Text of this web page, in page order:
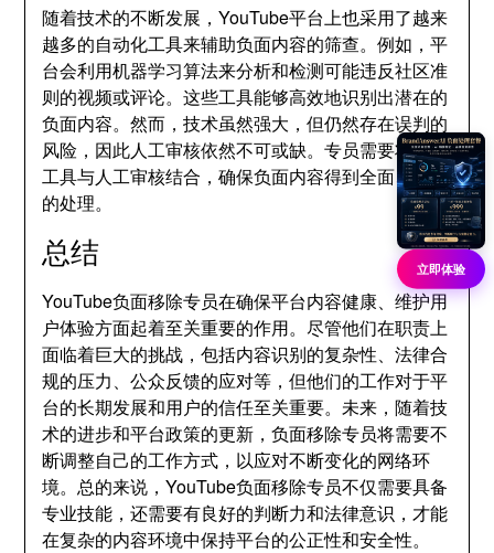
随着技术的不断发展，YouTube平台上也采用了越来
越多的自动化工具来辅助负面内容的筛查。例如，平
台会利用机器学习算法来分析和检测可能违反社区准
则的视频或评论。这些工具能够高效地识别出潜在的
负面内容。然而，技术虽然强大，但仍然存在误判的
风险，因此人工审核依然不可或缺。专员需要将技术
工具与人工审核结合，确保负面内容得到全面、准确
的处理。
总结
YouTube负面移除专员在确保平台内容健康、维护用
户体验方面起着至关重要的作用。尽管他们在职责上
面临着巨大的挑战，包括内容识别的复杂性、法律合
规的压力、公众反馈的应对等，但他们的工作对于平
台的长期发展和用户的信任至关重要。未来，随着技
术的进步和平台政策的更新，负面移除专员将需要不
断调整自己的工作方式，以应对不断变化的网络环
境。总的来说，YouTube负面移除专员不仅需要具备
专业技能，还需要有良好的判断力和法律意识，才能
在复杂的内容环境中保持平台的公正性和安全性。
立即体验